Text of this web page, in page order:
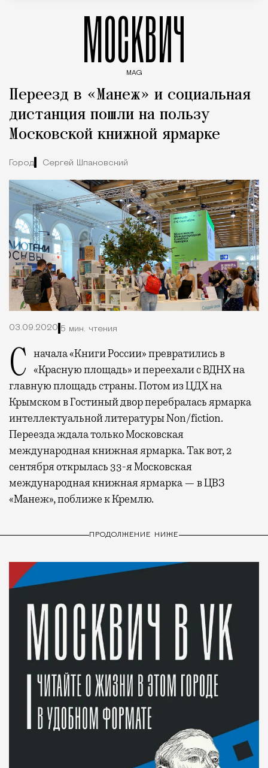
МОСКВИЧ
MAG
Переезд в «Манеж» и социальная
дистанция пошли на пользу
Московской книжной ярмарке
Город Сергей Шпаковский
03.09.2020 5 мин. чтения
Сначала «Книги России» превратились в «Красную площадь» и переехали с ВДНХ на
главную площадь страны. Потом из ЦДХ на
Крымском в Гостиный двор перебралась ярмарка
интеллектуальной литературы Non/fiction.
Переезда ждала только Московская
международная книжная ярмарка. Так вот, 2
сентября открылась 33-я Московская
международная книжная ярмарка — в ЦВЗ
«Манеж», поближе к Кремлю.
ПРОДОЛЖЕНИЕ НИЖЕ